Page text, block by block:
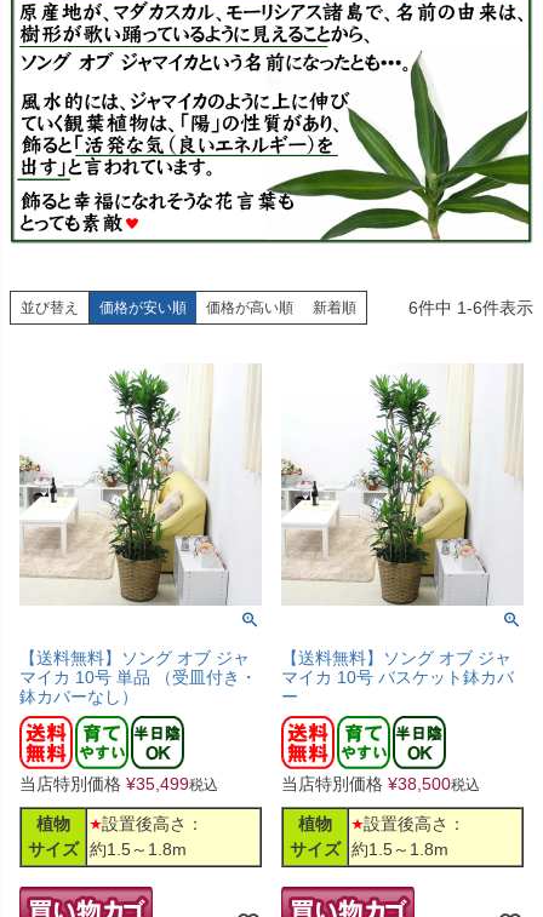
並び替え 価格が安い順 価格が高い順 新着順 6件中 1-6件表示
【送料無料】ソング オブ ジャ
マイカ 10号 単品 （受皿付き・
鉢カバーなし）
当店特別価格 ¥35,499税込
植物
サイズ
設置後高さ：
約1.5～1.8m
【送料無料】ソング オブ ジャ
マイカ 10号 バスケット鉢カバ
ー
当店特別価格 ¥38,500税込
植物
サイズ
設置後高さ：
約1.5～1.8m